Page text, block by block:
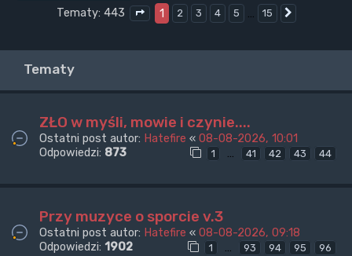
Tematy: 443
Strona1 z15
1 2 3 4 5 … 15
Tematy
ZŁO w myśli, mowie i czynie....
Ostatni post autor: Hatefire « 08-08-2026, 10:01
Odpowiedzi: 873 1 … 41 42 43 44
Przy muzyce o sporcie v.3
Ostatni post autor: Hatefire « 08-08-2026, 09:18
Odpowiedzi: 1902 1 … 93 94 95 96